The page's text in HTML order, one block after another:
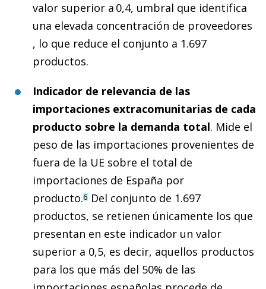
valor superior a 0,4, umbral que identifica
una elevada concentración de proveedores
, lo que reduce el conjunto a 1.697
productos.
Indicador de relevancia de las
importaciones extracomunitarias de cada
producto sobre la demanda total. Mide el
peso de las importaciones provenientes de
fuera de la UE sobre el total de
importaciones de España por
producto.6 Del conjunto de 1.697
productos, se retienen únicamente los que
presentan en este indicador un valor
superior a 0,5, es decir, aquellos productos
para los que más del 50% de las